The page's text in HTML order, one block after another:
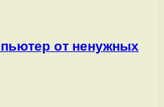
от ненужных